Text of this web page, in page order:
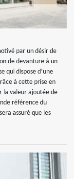
par un désir de
de devanture à un
qui dispose d’une
à cette prise en
la valeur ajoutée de
référence du
assuré que les